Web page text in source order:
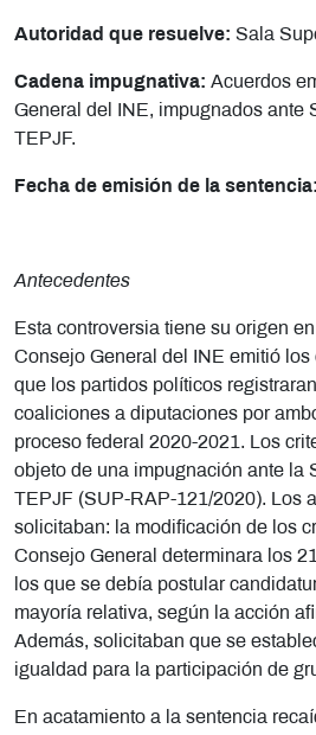
Autoridad que resuelve: Sala
Cadena impugnativa: Acuerdos
General del INE, impugnados ante
TEPJF.
Fecha de emisión de la sentencia:
Antecedentes
Esta controversia tiene su origen
Consejo General del INE emitió
que los partidos políticos
coaliciones a diputaciones por
proceso federal 2020-2021. Los
objeto de una impugnación ante la
TEPJF (SUP-RAP-121/2020). Los
solicitaban: la modificación de los
Consejo General determinara los
los que se debía postular
mayoría relativa, según la acción
Además, solicitaban que se
igualdad para la participación de
En acatamiento a la sentencia